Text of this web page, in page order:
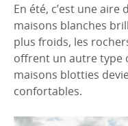
En été, c’est une
maisons blanches
plus froids, les
offrent un autre type
maisons blotties
confortables.